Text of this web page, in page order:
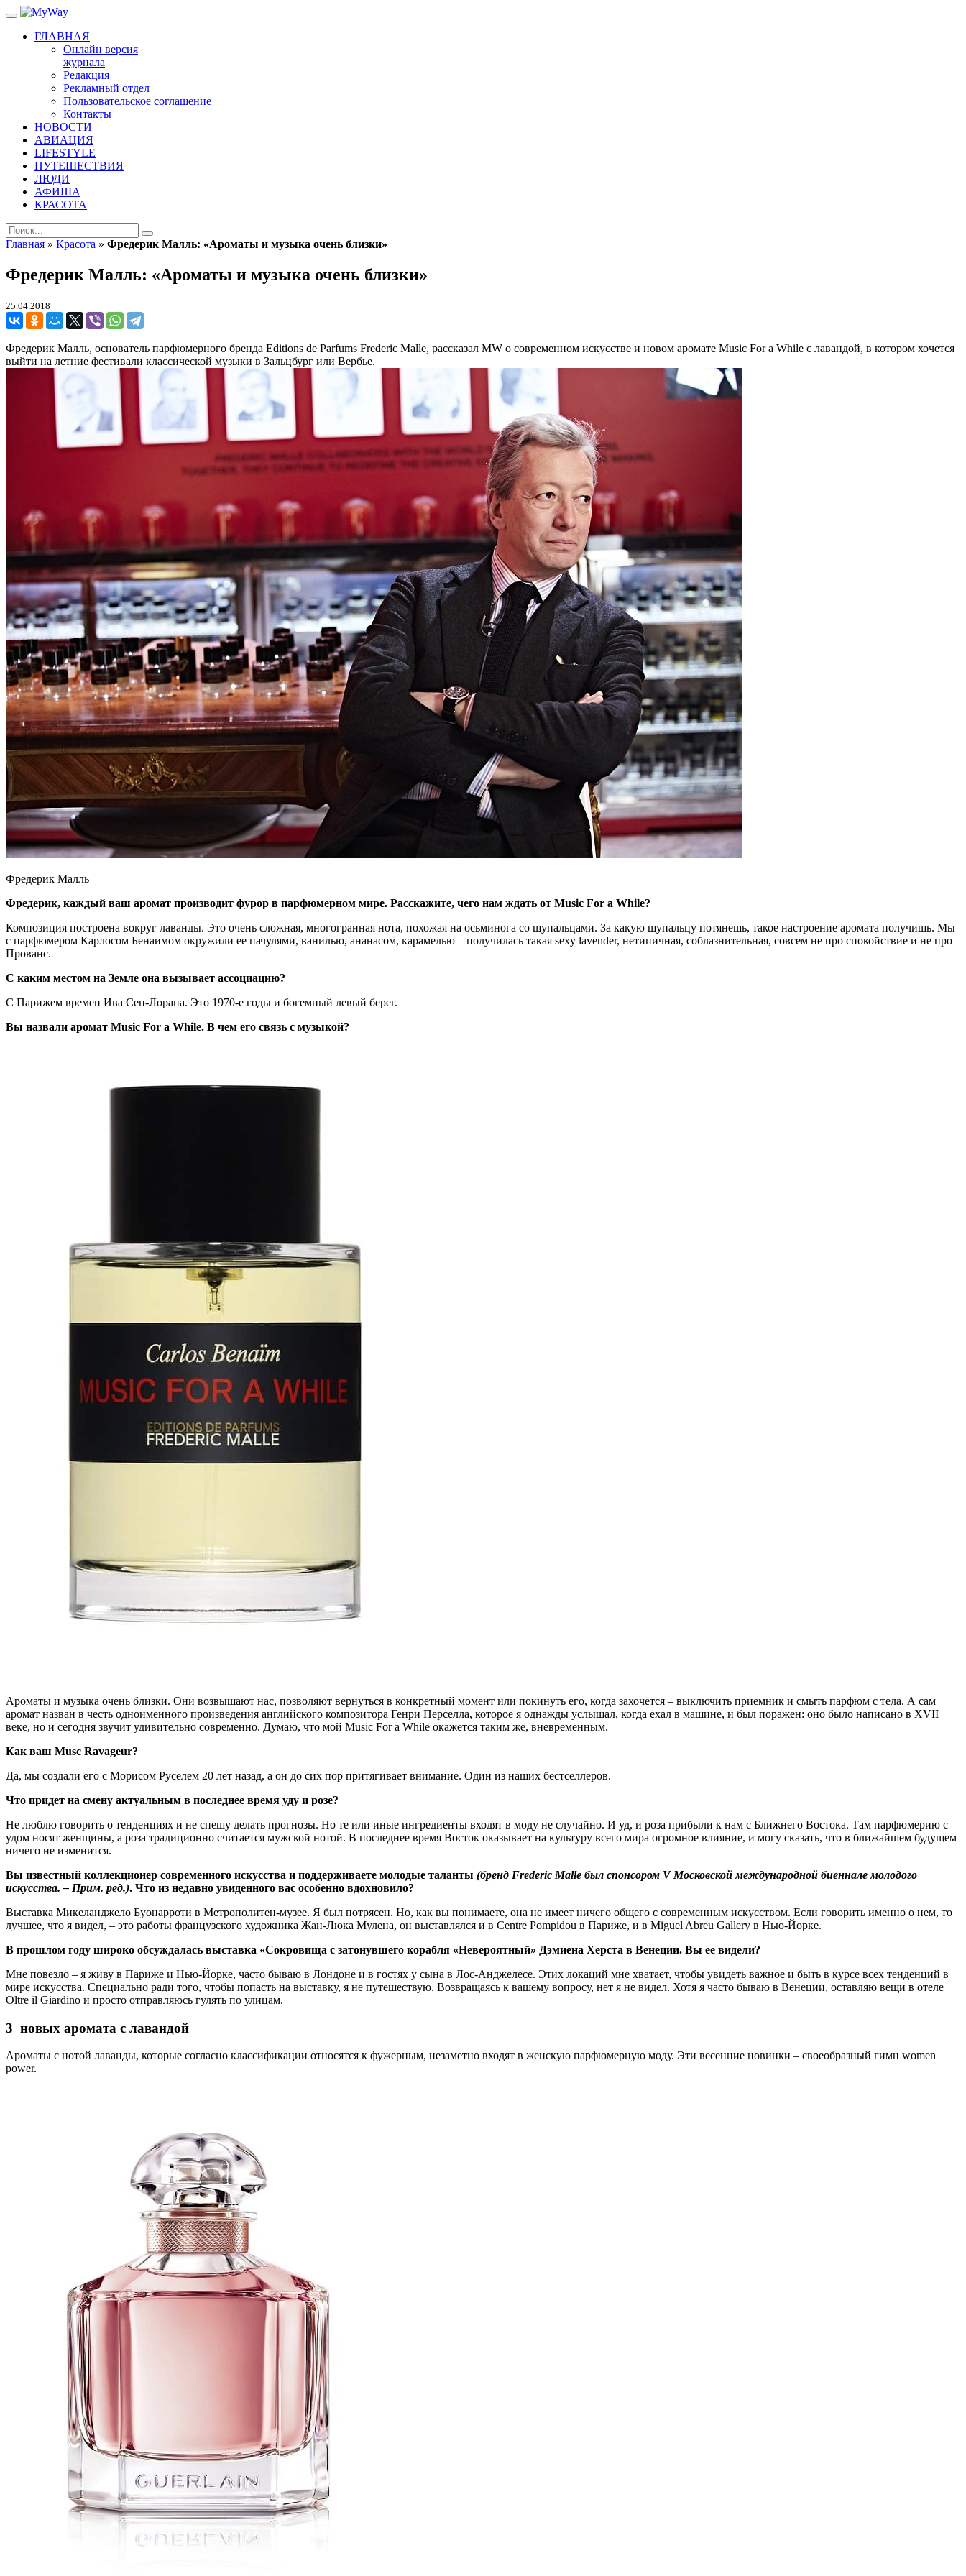
ГЛАВНАЯ
Онлайн версия
журнала
Редакция
Рекламный отдел
Пользовательское соглашение
Контакты
НОВОСТИ
АВИАЦИЯ
LIFESTYLE
ПУТЕШЕСТВИЯ
ЛЮДИ
АФИША
КРАСОТА
Главная » Красота » Фредерик Малль: «Ароматы и музыка очень близки»
Фредерик Малль: «Ароматы и музыка очень близки»
25.04.2018
Фредерик Малль, основатель парфюмерного бренда Editions de Parfums Frederic Malle, рассказал MW о современном искусстве и новом аромате Music For a While с лавандой, в котором хочется
выйти на летние фестивали классической музыки в Зальцбург или Вербье.
Фредерик Малль
Фредерик, каждый ваш аромат производит фурор в парфюмерном мире. Расскажите, чего нам ждать от Music For a While?
Композиция построена вокруг лаванды. Это очень сложная, многогранная нота, похожая на осьминога со щупальцами. За какую щупальцу потянешь, такое настроение аромата получишь. Мы
с парфюмером Карлосом Бенаимом окружили ее пачулями, ванилью, ананасом, карамелью – получилась такая sexy lavender, нетипичная, соблазнительная, совсем не про спокойствие и не про
Прованс.
С каким местом на Земле она вызывает ассоциацию?
С Парижем времен Ива Сен-Лорана. Это 1970-е годы и богемный левый берег.
Вы назвали аромат Music For a While. В чем его связь с музыкой?
Ароматы и музыка очень близки. Они возвышают нас, позволяют вернуться в конкретный момент или покинуть его, когда захочется – выключить приемник и смыть парфюм с тела. А сам
аромат назван в честь одноименного произведения английского композитора Генри Перселла, которое я однажды услышал, когда ехал в машине, и был поражен: оно было написано в XVII
веке, но и сегодня звучит удивительно современно. Думаю, что мой Music For a While окажется таким же, вневременным.
Как ваш Musc Ravageur?
Да, мы создали его с Морисом Руселем 20 лет назад, а он до сих пор притягивает внимание. Один из наших бестселлеров.
Что придет на смену актуальным в последнее время уду и розе?
Не люблю говорить о тенденциях и не спешу делать прогнозы. Но те или иные ингредиенты входят в моду не случайно. И уд, и роза прибыли к нам с Ближнего Востока. Там парфюмерию с
удом носят женщины, а роза традиционно считается мужской нотой. В последнее время Восток оказывает на культуру всего мира огромное влияние, и могу сказать, что в ближайшем будущем
ничего не изменится.
Вы известный коллекционер современного искусства и поддерживаете молодые таланты (бренд Frederic Malle был спонсором V Московской международной биеннале молодого
искусства. – Прим. ред.). Что из недавно увиденного вас особенно вдохновило?
Выставка Микеланджело Буонарроти в Метрополитен-музее. Я был потрясен. Но, как вы понимаете, она не имеет ничего общего с современным искусством. Если говорить именно о нем, то
лучшее, что я видел, – это работы французского художника Жан-Люка Мулена, он выставлялся и в Centre Pompidou в Париже, и в Miguel Abreu Gallery в Нью-Йорке.
В прошлом году широко обсуждалась выставка «Сокровища с затонувшего корабля «Невероятный» Дэмиена Херста в Венеции. Вы ее видели?
Мне повезло – я живу в Париже и Нью-Йорке, часто бываю в Лондоне и в гостях у сына в Лос-Анджелесе. Этих локаций мне хватает, чтобы увидеть важное и быть в курсе всех тенденций в
мире искусства. Специально ради того, чтобы попасть на выставку, я не путешествую. Возвращаясь к вашему вопросу, нет я не видел. Хотя я часто бываю в Венеции, оставляю вещи в отеле
Oltre il Giardino и просто отправляюсь гулять по улицам.
3 новых аромата с лавандой
Ароматы с нотой лаванды, которые согласно классификации относятся к фужерным, незаметно входят в женскую парфюмерную моду. Эти весенние новинки – своеобразный гимн women
power.